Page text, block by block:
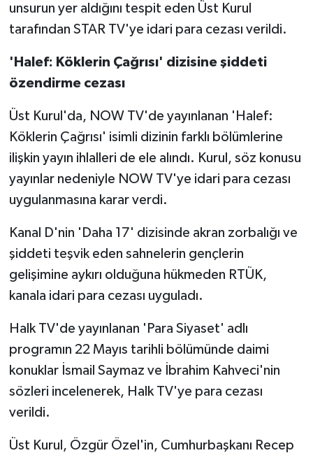
unsurun yer aldığını tespit eden Üst Kurul
tarafından STAR TV'ye idari para cezası verildi.
'Halef: Köklerin Çağrısı' dizisine şiddeti
özendirme cezası
Üst Kurul'da, NOW TV'de yayınlanan 'Halef:
Köklerin Çağrısı' isimli dizinin farklı bölümlerine
ilişkin yayın ihlalleri de ele alındı. Kurul, söz konusu
yayınlar nedeniyle NOW TV'ye idari para cezası
uygulanmasına karar verdi.
Kanal D'nin 'Daha 17' dizisinde akran zorbalığı ve
şiddeti teşvik eden sahnelerin gençlerin
gelişimine aykırı olduğuna hükmeden RTÜK,
kanala idari para cezası uyguladı.
Halk TV'de yayınlanan 'Para Siyaset' adlı
programın 22 Mayıs tarihli bölümünde daimi
konuklar İsmail Saymaz ve İbrahim Kahveci'nin
sözleri incelenerek, Halk TV'ye para cezası
verildi.
Üst Kurul, Özgür Özel'in, Cumhurbaşkanı Recep